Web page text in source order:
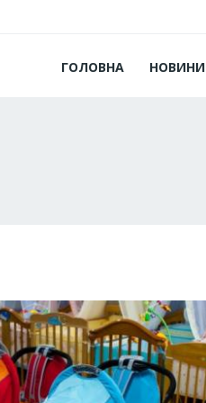
ГОЛОВНА НОВИНИ